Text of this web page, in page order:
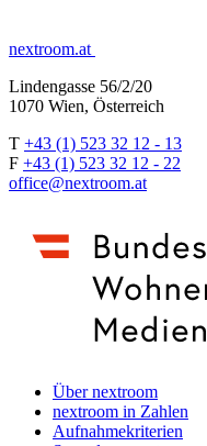
nextroom.at
Lindengasse 56/2/20
1070 Wien, Österreich
T +43 (1) 523 32 12 - 13
F +43 (1) 523 32 12 - 22
office@nextroom.at
Über nextroom
nextroom in Zahlen
Aufnahmekriterien